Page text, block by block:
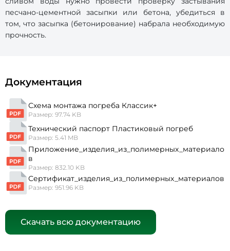
песчано-цементной засыпки или бетона, убедиться в
том, что засыпка (бетонирование) набрала необходимую
прочность.
Документация
Схема монтажа погреба Классик+
Размер: 97.74 KB
Технический паспорт Пластиковый погреб
Размер: 5.41 MB
Приложение_изделия_из_полимерных_материало
в
Размер: 832.10 KB
Сертификат_изделия_из_полимерных_материалов
Размер: 951.96 KB
Скачать всю документацию